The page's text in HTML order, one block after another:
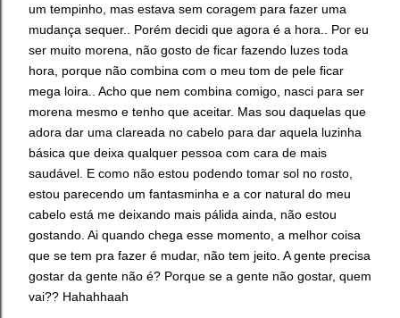
um tempinho, mas estava sem coragem para fazer uma
mudança sequer.. Porém decidi que agora é a hora.. Por eu
ser muito morena, não gosto de ficar fazendo luzes toda
hora, porque não combina com o meu tom de pele ficar
mega loira.. Acho que nem combina comigo, nasci para ser
morena mesmo e tenho que aceitar. Mas sou daquelas que
adora dar uma clareada no cabelo para dar aquela luzinha
básica que deixa qualquer pessoa com cara de mais
saudável. E como não estou podendo tomar sol no rosto,
estou parecendo um fantasminha e a cor natural do meu
cabelo está me deixando mais pálida ainda, não estou
gostando. Ai quando chega esse momento, a melhor coisa
que se tem pra fazer é mudar, não tem jeito. A gente precisa
gostar da gente não é? Porque se a gente não gostar, quem
vai?? Hahahhaah